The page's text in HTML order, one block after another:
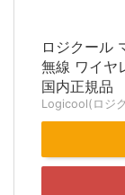
ロジクール
無線 ワイヤ
国内正規品
Logicool(ロジ